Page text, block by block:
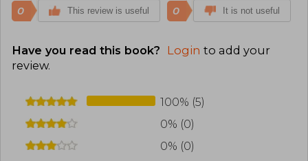
0 This review is useful 0 It is not useful
Have you read this book? Login to add your
review.
100% (5)
0% (0)
0% (0)